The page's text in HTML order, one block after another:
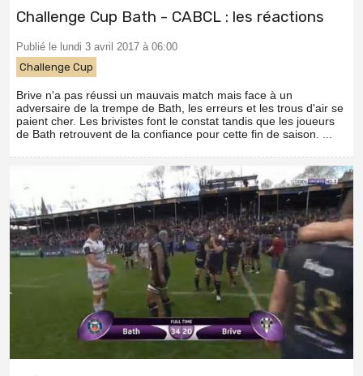
Challenge Cup Bath - CABCL : les réactions
Publié le lundi 3 avril 2017 à 06:00
Challenge Cup
Brive n'a pas réussi un mauvais match mais face à un
adversaire de la trempe de Bath, les erreurs et les trous d'air se
paient cher. Les brivistes font le constat tandis que les joueurs
de Bath retrouvent de la confiance pour cette fin de saison. ...